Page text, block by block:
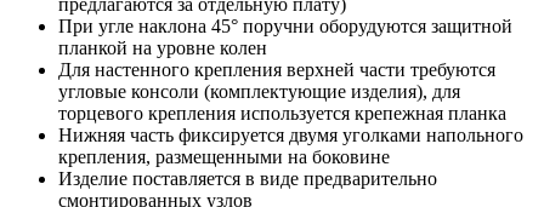
При угле наклона 45° поручни оборудуются защитной
планкой на уровне колен
Для настенного крепления верхней части требуются
угловые консоли (комплектующие изделия), для
торцевого крепления используется крепежная планка
Нижняя часть фиксируется двумя уголками напольного
крепления, размещенными на боковине
Изделие поставляется в виде предварительно
смонтированных узлов